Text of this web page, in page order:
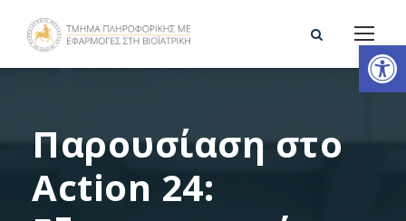
Ανοίξτε τη γραμμή εργαλείων
Παρουσίαση στο
Action 24: